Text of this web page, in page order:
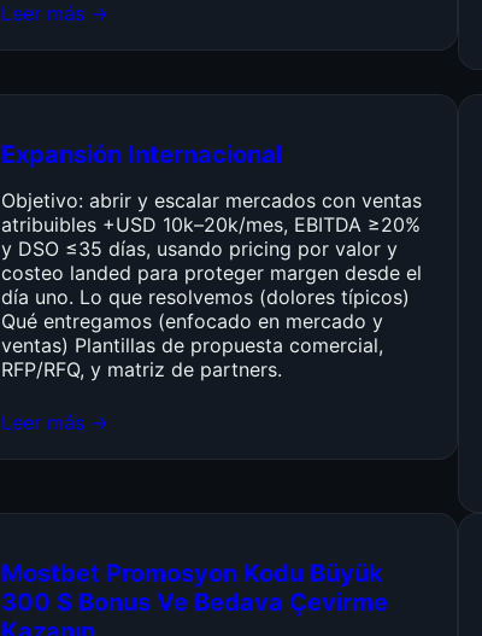
Leer más →
Expansión Internacional
Objetivo: abrir y escalar mercados con ventas
atribuibles +USD 10k–20k/mes, EBITDA ≥20%
y DSO ≤35 días, usando pricing por valor y
costeo landed para proteger margen desde el
día uno. Lo que resolvemos (dolores típicos)
Qué entregamos (enfocado en mercado y
ventas) Plantillas de propuesta comercial,
RFP/RFQ, y matriz de partners.
Leer más →
Mostbet Promosyon Kodu Büyük
300 $ Bonus Ve Bedava Çevirme